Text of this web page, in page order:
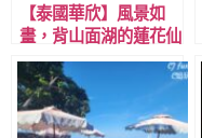
【泰國華欣】風景如
畫，背山面湖的蓮花仙
境步道，Bueng Bua
Wood Boardwalk，
三百峰國家公園內。